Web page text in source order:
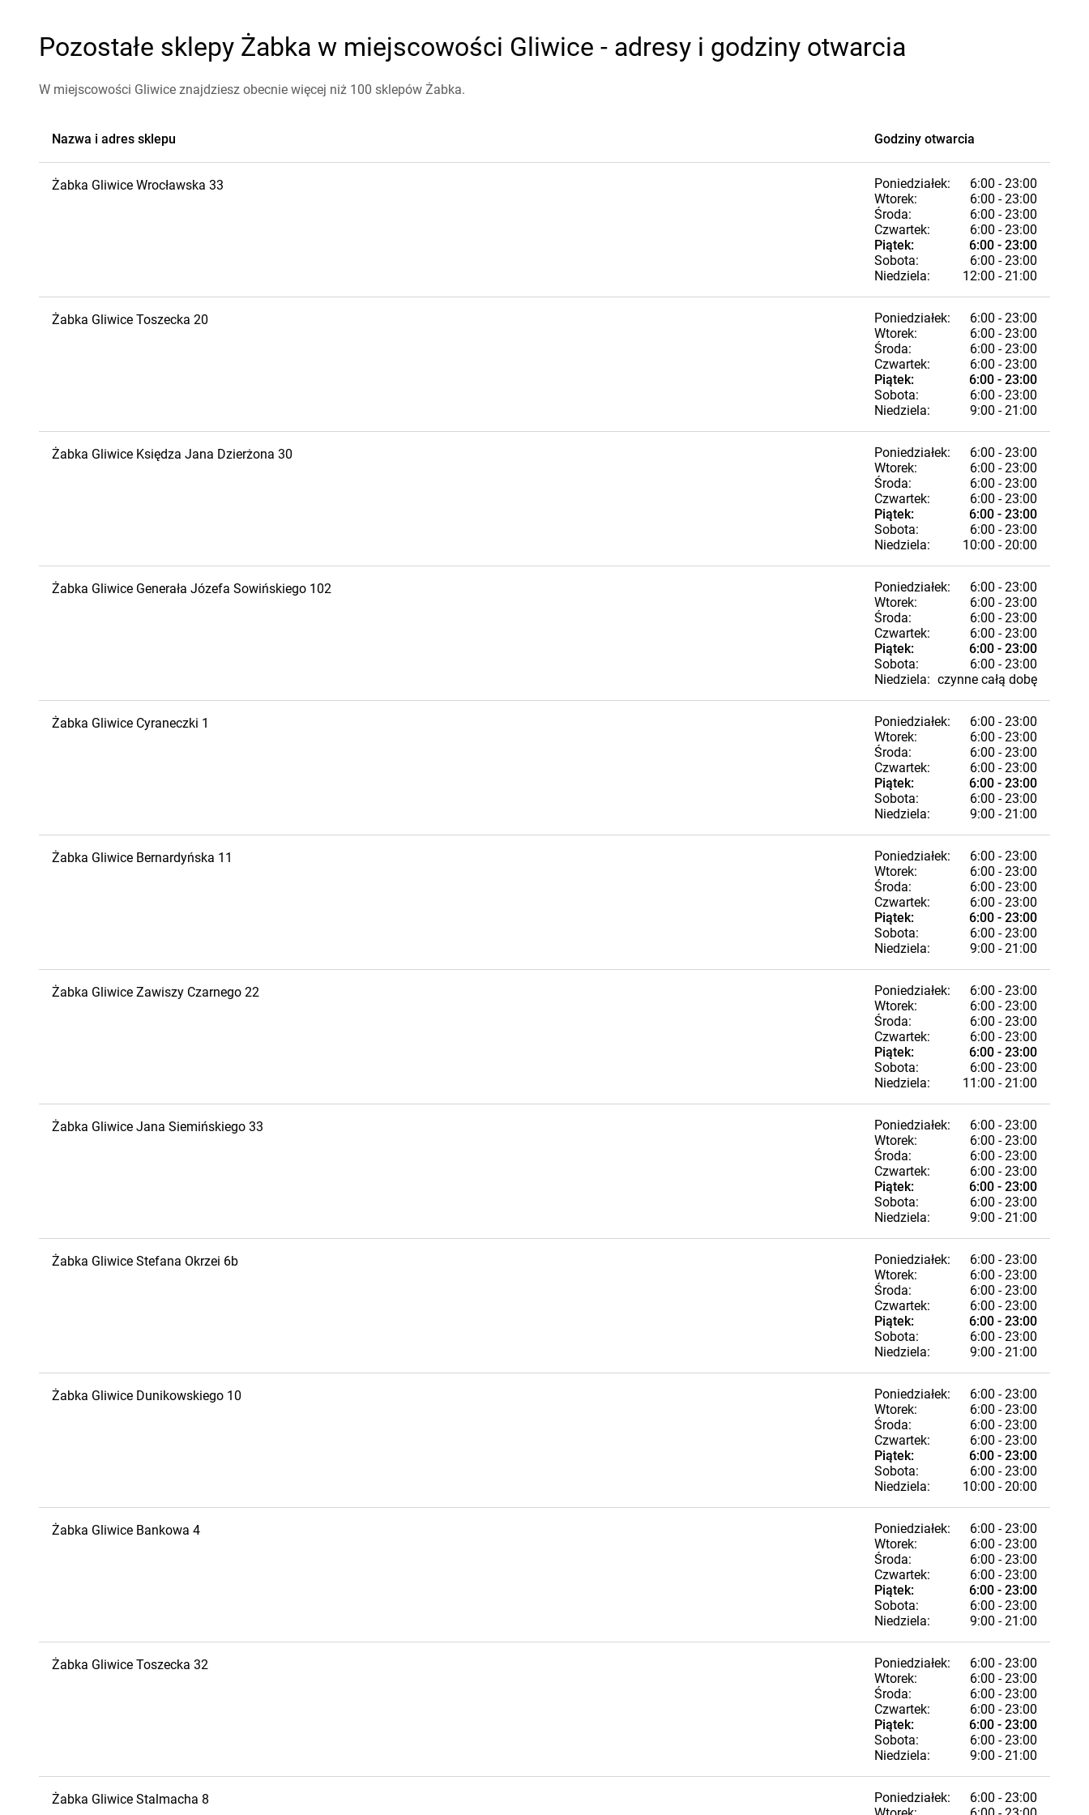
Pozostałe sklepy Żabka w miejscowości Gliwice - adresy i godziny otwarcia
W miejscowości Gliwice znajdziesz obecnie więcej niż 100 sklepów Żabka.
Nazwa i adres sklepu Godziny otwarcia
Żabka Gliwice Wrocławska 33 Poniedziałek:
6:00 - 23:00
Wtorek:
6:00 - 23:00
Środa:
6:00 - 23:00
Czwartek:
6:00 - 23:00
Piątek:
6:00 - 23:00
Sobota:
6:00 - 23:00
Niedziela:
12:00 - 21:00
Żabka Gliwice Toszecka 20 Poniedziałek:
6:00 - 23:00
Wtorek:
6:00 - 23:00
Środa:
6:00 - 23:00
Czwartek:
6:00 - 23:00
Piątek:
6:00 - 23:00
Sobota:
6:00 - 23:00
Niedziela:
9:00 - 21:00
Żabka Gliwice Księdza Jana Dzierżona 30 Poniedziałek:
6:00 - 23:00
Wtorek:
6:00 - 23:00
Środa:
6:00 - 23:00
Czwartek:
6:00 - 23:00
Piątek:
6:00 - 23:00
Sobota:
6:00 - 23:00
Niedziela:
10:00 - 20:00
Żabka Gliwice Generała Józefa Sowińskiego 102 Poniedziałek:
6:00 - 23:00
Wtorek:
6:00 - 23:00
Środa:
6:00 - 23:00
Czwartek:
6:00 - 23:00
Piątek:
6:00 - 23:00
Sobota:
6:00 - 23:00
Niedziela: czynne całą dobę
Żabka Gliwice Cyraneczki 1 Poniedziałek:
6:00 - 23:00
Wtorek:
6:00 - 23:00
Środa:
6:00 - 23:00
Czwartek:
6:00 - 23:00
Piątek:
6:00 - 23:00
Sobota:
6:00 - 23:00
Niedziela:
9:00 - 21:00
Żabka Gliwice Bernardyńska 11 Poniedziałek:
6:00 - 23:00
Wtorek:
6:00 - 23:00
Środa:
6:00 - 23:00
Czwartek:
6:00 - 23:00
Piątek:
6:00 - 23:00
Sobota:
6:00 - 23:00
Niedziela:
9:00 - 21:00
Żabka Gliwice Zawiszy Czarnego 22 Poniedziałek:
6:00 - 23:00
Wtorek:
6:00 - 23:00
Środa:
6:00 - 23:00
Czwartek:
6:00 - 23:00
Piątek:
6:00 - 23:00
Sobota:
6:00 - 23:00
Niedziela:
11:00 - 21:00
Żabka Gliwice Jana Siemińskiego 33 Poniedziałek:
6:00 - 23:00
Wtorek:
6:00 - 23:00
Środa:
6:00 - 23:00
Czwartek:
6:00 - 23:00
Piątek:
6:00 - 23:00
Sobota:
6:00 - 23:00
Niedziela:
9:00 - 21:00
Żabka Gliwice Stefana Okrzei 6b Poniedziałek:
6:00 - 23:00
Wtorek:
6:00 - 23:00
Środa:
6:00 - 23:00
Czwartek:
6:00 - 23:00
Piątek:
6:00 - 23:00
Sobota:
6:00 - 23:00
Niedziela:
9:00 - 21:00
Żabka Gliwice Dunikowskiego 10 Poniedziałek:
6:00 - 23:00
Wtorek:
6:00 - 23:00
Środa:
6:00 - 23:00
Czwartek:
6:00 - 23:00
Piątek:
6:00 - 23:00
Sobota:
6:00 - 23:00
Niedziela:
10:00 - 20:00
Żabka Gliwice Bankowa 4 Poniedziałek:
6:00 - 23:00
Wtorek:
6:00 - 23:00
Środa:
6:00 - 23:00
Czwartek:
6:00 - 23:00
Piątek:
6:00 - 23:00
Sobota:
6:00 - 23:00
Niedziela:
9:00 - 21:00
Żabka Gliwice Toszecka 32 Poniedziałek:
6:00 - 23:00
Wtorek:
6:00 - 23:00
Środa:
6:00 - 23:00
Czwartek:
6:00 - 23:00
Piątek:
6:00 - 23:00
Sobota:
6:00 - 23:00
Niedziela:
9:00 - 21:00
Żabka Gliwice Stalmacha 8 Poniedziałek:
6:00 - 23:00